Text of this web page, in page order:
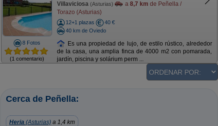
8 Fotos
(1 comentario)
Villaviciosa (Asturias) a 8,7 km de Peñella /
Torazo (Asturias)
12+1 plazas
40 €
40 km de Oviedo
Es una propiedad de lujo, de estilo rústico, alrededor
de la casa, una amplia finca de 4000 m2 con pomarada,
jardín, piscina y solárium perm ...
Cerca de Peñella:
Heria (Asturias) a 1,4 km